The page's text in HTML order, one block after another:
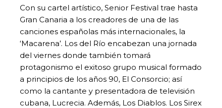
Con su cartel artístico, Senior Festival trae hasta
Gran Canaria a los creadores de una de las
canciones españolas más internacionales, la
‘Macarena’. Los del Río encabezan una jornada
del viernes donde también tomará
protagonismo el exitoso grupo musical formado
a principios de los años 90, El Consorcio; así
como la cantante y presentadora de televisión
cubana, Lucrecia. Además, Los Diablos. Los Sirex